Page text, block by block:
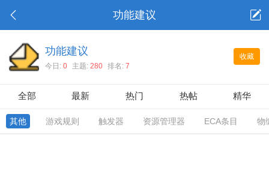
功能建议
收藏
功能建议
今日: 0 主题: 280 排名: 7
全部 最新 热门 热帖 精华
其他 游戏规则 触发器 资源管理器 ECA条目 物